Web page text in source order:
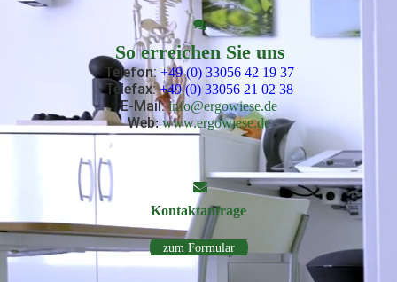
So erreichen Sie uns
Telefon: +49 (0) 33056 42 19 37
Telefax: +49 (0) 33056 21 02 38
E-Mail:info@ergowiese.de
Web:www.ergowiese.de
Kontakt­anfrage
zum Formular